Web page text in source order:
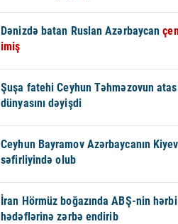
Dənizdə batan Ruslan Azərbaycan
imiş
Şuşa fatehi Ceyhun Təhməzovun
dünyasını dəyişdi
Ceyhun Bayramov Azərbaycanın
səfirliyində olub
İran Hörmüz boğazında ABŞ-nin hərbi
hədəflərinə zərbə endirib